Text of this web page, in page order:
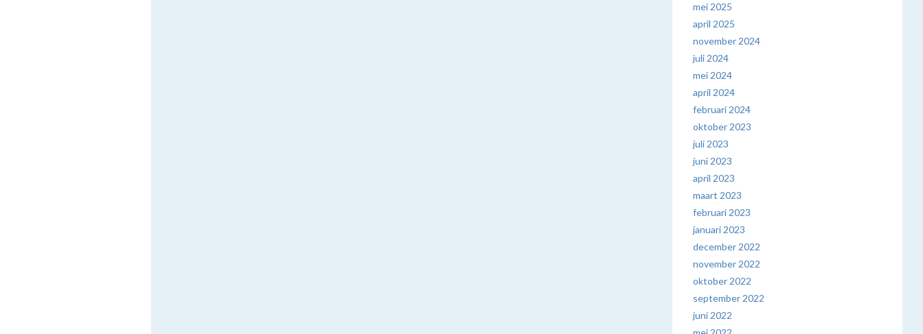
mei 2025
april 2025
november 2024
juli 2024
mei 2024
april 2024
februari 2024
oktober 2023
juli 2023
juni 2023
april 2023
maart 2023
februari 2023
januari 2023
december 2022
november 2022
oktober 2022
september 2022
juni 2022